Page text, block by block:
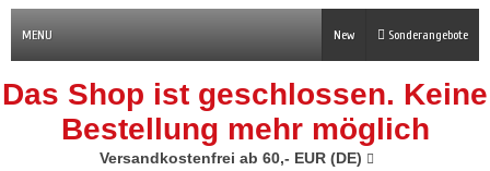
MENU Sonderangebote
New
Das Shop ist geschlossen. Keine
Bestellung mehr möglich
Versandkostenfrei ab 60,- EUR (DE)